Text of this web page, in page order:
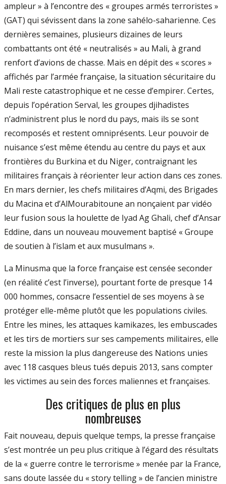
ampleur » à l’en­contre des « groupes armés terroristes »
(GAT) qui sévissent dans la zone sahélo­-sa­harienne. Ces
dernières semaines, plusieurs dizaines de leurs
combattants ont été « neu­tralisés » au Mali, à grand
renfort d’avions de chasse. Mais en dépit des « scores »
affichés par l’armée française, la situation sécuritaire du
Mali reste catastrophique et ne cesse d’empirer. Certes,
depuis l’opération Serval, les groupes djihadistes
n’administrent plus le nord du pays, mais ils se sont
recomposés et restent omniprésents. Leur pouvoir de
nuisance s’est même étendu au centre du pays et aux
frontières du Burkina et du Ni­ger, contraignant les
militaires français à ré­orienter leur action dans ces zones.
En mars dernier, les chefs militaires d’Aqmi, des Bri­gades
du Macina et d’Al­Mourabitoune an­ nonçaient par vidéo
leur fusion sous la houlette de Iyad Ag Ghali, chef d’Ansar
Ed­dine, dans un nouveau mouvement baptisé « Groupe
de soutien à l’islam et aux musul­mans ».
La Minusma que la force française est censée seconder
(en réalité c’est l’in­verse), pourtant forte de presque 14
000 hommes, consacre l’essentiel de ses moyens à se
protéger elle-­même plutôt que les po­pulations civiles.
Entre les mines, les at­taques kamikazes, les embuscades
et les tirs de mortiers sur ses campements militaires, elle
reste la mission la plus dangereuse des Nations unies
avec 118 casques bleus tués depuis 2013, sans compter
les victimes au sein des forces maliennes et françaises.
Des critiques de plus en plus
nombreuses
Fait nouveau, depuis quelque temps, la presse française
s’est montrée un peu plus critique à l’égard des résultats
de la « guerre contre le terrorisme » menée par la France,
sans doute lassée du « story telling » de l’an­cien ministre